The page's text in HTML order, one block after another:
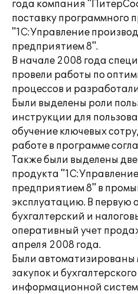
года компания
поставку программного
"1С:Управление
предприятием 8".
В начале 2008 года
провели работы по
процессов и
Были выделены роли
инструкции для
обучение ключевых
работе в программе
Также были выделены
продукта
предприятием 8" в
эксплуатацию. В первую
бухгалтерский и
оперативный учет
апреля 2008 года.
Были
закупок и
информационной